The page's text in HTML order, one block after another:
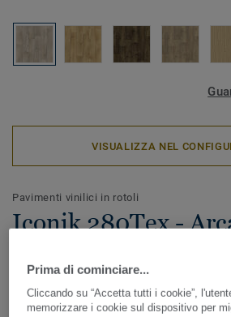
VISUALIZZA NEL
Pavimenti vinilici in rotoli
Iconik 280Tex -
ICONIK 280Tex è il pavimento vinilico
caso di lavori di ristrutturazione. Lo
Prima di cominciare...
Cliccando su “Accetta tutti i cookie”,
memorizzare i cookie sul dispositivo per